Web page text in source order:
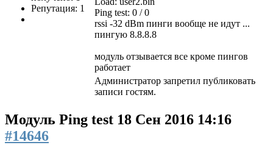
Репутация: 1
Ping test: 0 / 0
rssi -32 dBm пинги вообще не идут ...
пингую 8.8.8.8
модуль отзывается все кроме пингов
работает
Администратор запретил публиковать
записи гостям.
Модуль Ping test 18 Сен 2016 14:16
#14646